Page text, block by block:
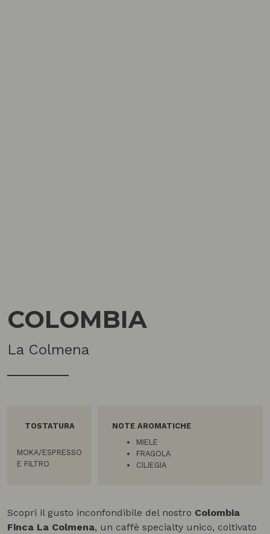
COLOMBIA
La Colmena
TOSTATURA
MOKA/ESPRESSO
E FILTRO
NOTE AROMATICHE
MIELE
FRAGOLA
CILIEGIA
Scopri il gusto inconfondibile del nostro Colombia
Finca La Colmena, un caffè specialty unico, coltivato